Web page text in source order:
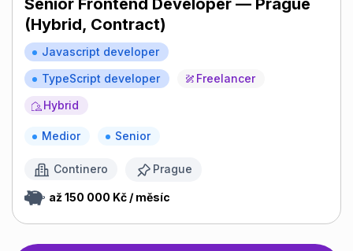
Senior Frontend Developer — Prague
(Hybrid, Contract)
Javascript developer
TypeScript developer
Freelancer
Hybrid
Medior Senior
Continero Prague
až 150 000 Kč / měsíc